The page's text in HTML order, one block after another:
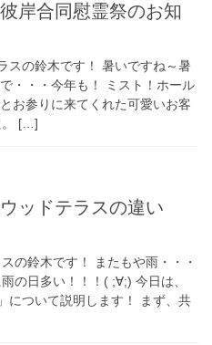
岸合同慰霊祭のお知
スの鈴木です！ 暑いですね～暑
・・・今年も！ ミスト！ホール
お参りに来てくれた可愛いお客
。 […]
ッドテラスの違い
の鈴木です！ またもや雨・・・
の日多い！！！( ;∀;) 今日は、
について説明します！ まず、共